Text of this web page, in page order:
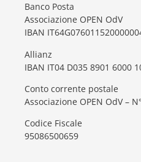
Banco Posta
Associazione OPEN OdV
IBAN
Allianz
IBAN IT04 D035 8901 6000
Conto corrente postale
Associazione OPEN OdV –
Codice Fiscale
95086500659